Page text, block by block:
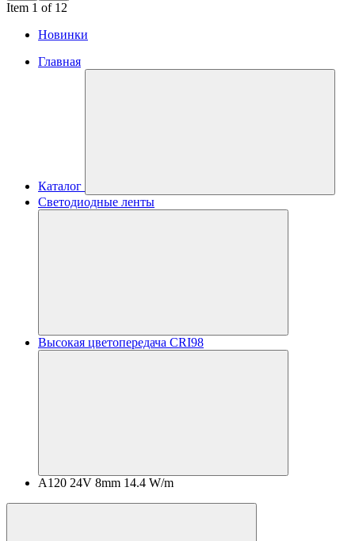
Item 1 of 12
Новинки
Главная
Каталог
Светодиодные ленты
Высокая цветопередача CRI98
A120 24V 8mm 14.4 W/m